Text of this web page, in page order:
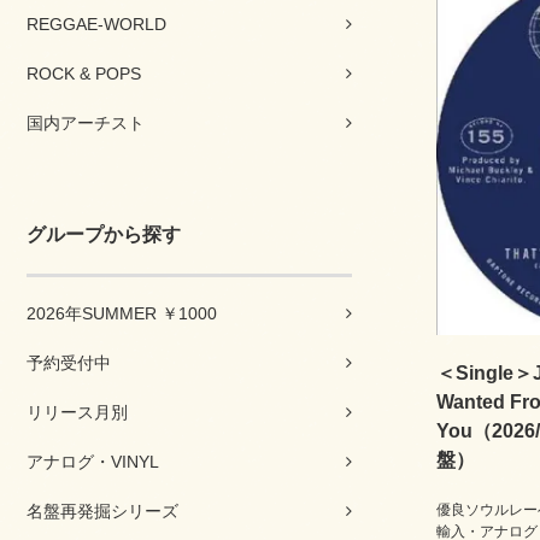
REGGAE-WORLD
ROCK & POPS
国内アーチスト
グループから探す
2026年SUMMER ￥1000
予約受付中
リリース月別
アナログ・VINYL
名盤再発掘シリーズ
＜Single
Wanted
You（
盤）
優良ソウルレ
輸入・アナロ